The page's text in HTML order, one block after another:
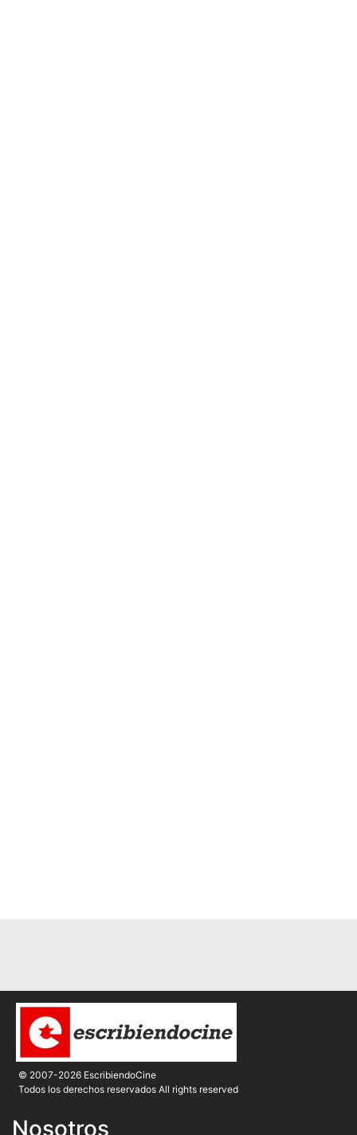
© 2007-2026 EscribiendoCine
Todos los derechos reservados All rights reserved
Nosotros